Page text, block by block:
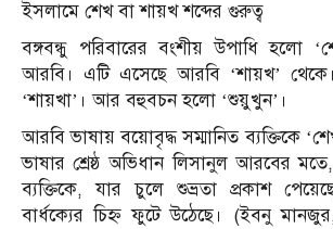
ইসলামে শেখ বা শায়খ শব্দের গুরুত্ব
বঙ্গবন্ধু পরিবারের বংশীয় উপাধি হলো
আরবি। এটি এসেছে আরবি ‘শায়খ’ থেকে।
‘শায়খা’। আর বহুবচন হলো ‘শুয়ুখুন’।
আরবি ভাষায় বয়োবৃদ্ধ সম্মানিত ব্যক্তিকে
ভাষার শ্রেষ্ঠ অভিধান লিসানুল আরবের
ব্যক্তিকে, যার চুলে শুভ্রতা প্রকাশ
বার্ধক্যের চিহ্ন ফুটে উঠেছে। (ইবনু